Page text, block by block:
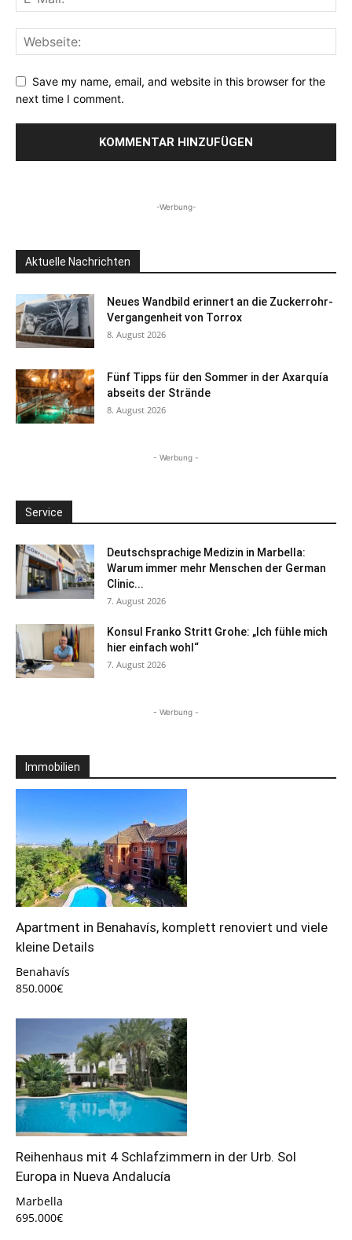
Save my name, email, and website in this browser for the
next time I comment.
-Werbung-
Aktuelle Nachrichten
Neues Wandbild erinnert an die Zuckerrohr-
Vergangenheit von Torrox
8. August 2026
Fünf Tipps für den Sommer in der Axarquía
abseits der Strände
8. August 2026
- Werbung -
Service
Deutschsprachige Medizin in Marbella:
Warum immer mehr Menschen der German
Clinic...
7. August 2026
Konsul Franko Stritt Grohe: „Ich fühle mich
hier einfach wohl“
7. August 2026
- Werbung -
Immobilien
Apartment in Benahavís, komplett renoviert und viele
kleine Details
Benahavís
850.000€
Reihenhaus mit 4 Schlafzimmern in der Urb. Sol
Europa in Nueva Andalucía
Marbella
695.000€